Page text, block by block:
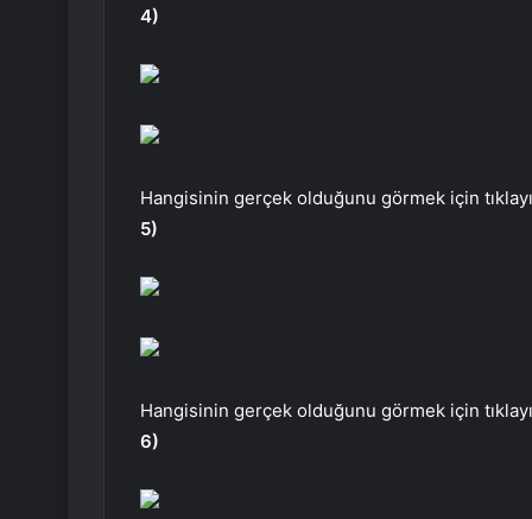
4)
Hangisinin gerçek olduğunu görmek için
5)
Hangisinin gerçek olduğunu görmek için
6)